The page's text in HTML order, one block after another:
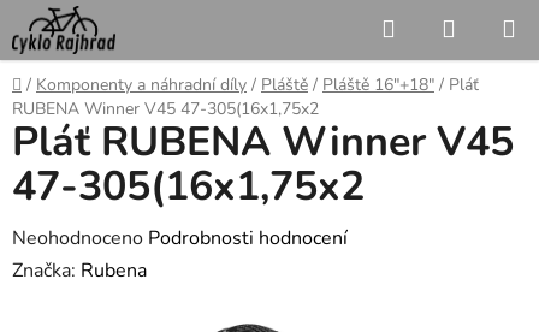
Přejít
na
obsah
Hledat
KOŠÍK
Domů
/ Komponenty a náhradní díly / Pláště / Pláště 16"+18" / Pláť
RUBENA Winner V45 47-305(16x1,75x2
Pláť RUBENA Winner V45
47-305(16x1,75x2
Průměrné
hodnocení
Neohodnoceno Podrobnosti hodnocení
Značka: Rubena